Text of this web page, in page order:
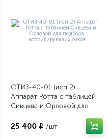
ОТИЗ-40-01 (исп 2)
Аппарат Ротта с таблицей
Сивцева и Орловой для
очков
25 400 ₽ /шт